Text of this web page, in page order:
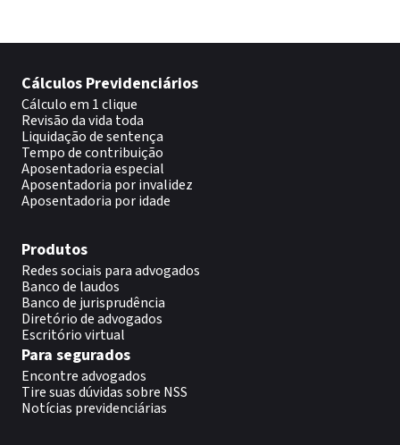
Cálculos Previdenciários
Cálculo em 1 clique
Revisão da vida toda
Liquidação de sentença
Tempo de contribuição
Aposentadoria especial
Aposentadoria por invalidez
Aposentadoria por idade
Produtos
Redes sociais para advogados
Banco de laudos
Banco de jurisprudência
Diretório de advogados
Escritório virtual
Para segurados
Encontre advogados
Tire suas dúvidas sobre NSS
Notícias previdenciárias